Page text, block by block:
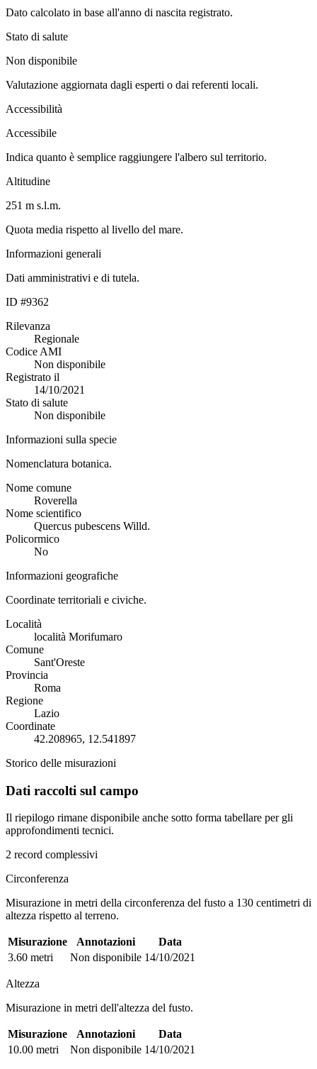
Dato calcolato in base all'anno di nascita registrato.
Stato di salute
Non disponibile
Valutazione aggiornata dagli esperti o dai referenti locali.
Accessibilità
Accessibile
Indica quanto è semplice raggiungere l'albero sul territorio.
Altitudine
251 m s.l.m.
Quota media rispetto al livello del mare.
Informazioni generali
Dati amministrativi e di tutela.
ID #9362
Rilevanza
Regionale
Codice AMI
Non disponibile
Registrato il
14/10/2021
Stato di salute
Non disponibile
Informazioni sulla specie
Nomenclatura botanica.
Nome comune
Roverella
Nome scientifico
Quercus pubescens Willd.
Policormico
No
Informazioni geografiche
Coordinate territoriali e civiche.
Località
località Morifumaro
Comune
Sant'Oreste
Provincia
Roma
Regione
Lazio
Coordinate
42.208965, 12.541897
Storico delle misurazioni
Dati raccolti sul campo
Il riepilogo rimane disponibile anche sotto forma tabellare per gli
approfondimenti tecnici.
2 record complessivi
Circonferenza
Misurazione in metri della circonferenza del fusto a 130 centimetri di
altezza rispetto al terreno.
Misurazione Annotazioni
Data
3.60 metri
Non disponibile 14/10/2021
Altezza
Misurazione in metri dell'altezza del fusto.
Misurazione Annotazioni
Data
10.00 metri
Non disponibile 14/10/2021